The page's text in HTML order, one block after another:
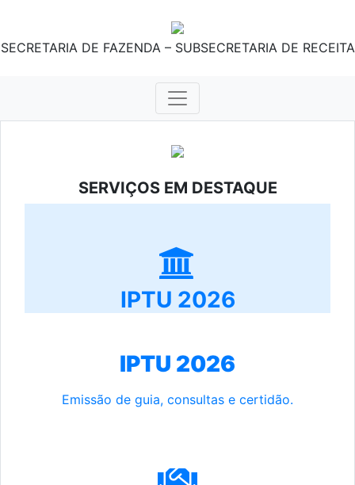
SECRETARIA DE FAZENDA – SUBSECRETARIA DE RECEITA
SERVIÇOS EM DESTAQUE
IPTU 2026
IPTU 2026
Emissão de guia, consultas e certidão.